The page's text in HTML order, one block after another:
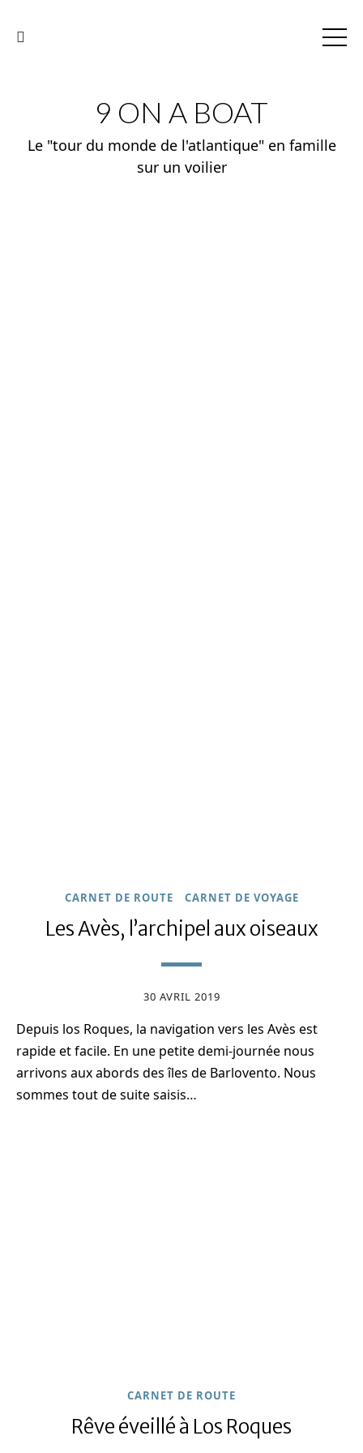
9 ON A BOAT
Le "tour du monde de l'atlantique" en famille
sur un voilier
CARNET DE ROUTE CARNET DE VOYAGE
Les Avès, l’archipel aux oiseaux
30 AVRIL 2019
Depuis los Roques, la navigation vers les Avès est
rapide et facile. En une petite demi-journée nous
arrivons aux abords des îles de Barlovento. Nous
sommes tout de suite saisis…
CARNET DE ROUTE
Rêve éveillé à Los Roques